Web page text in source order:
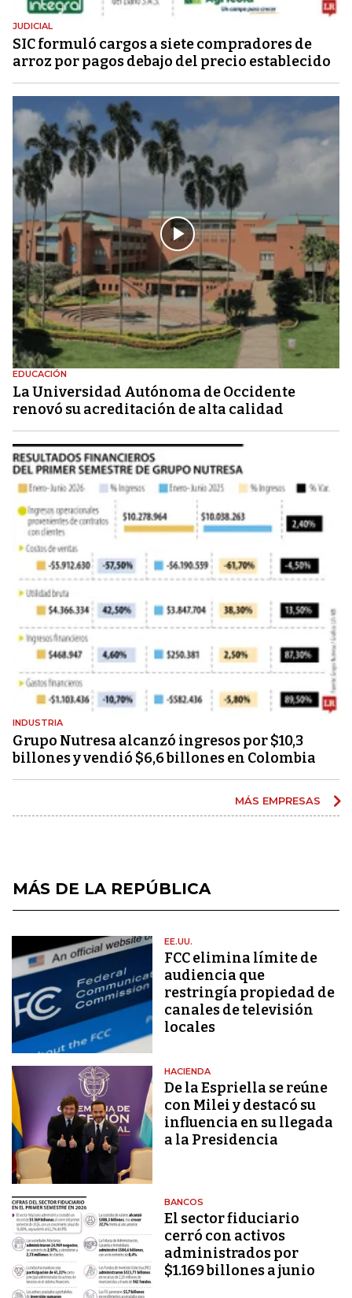
JUDICIAL
SIC formuló cargos a siete compradores de
arroz por pagos debajo del precio establecido
EDUCACIÓN
La Universidad Autónoma de Occidente
renovó su acreditación de alta calidad
INDUSTRIA
Grupo Nutresa alcanzó ingresos por $10,3
billones y vendió $6,6 billones en Colombia
MÁS EMPRESAS
MÁS DE LA REPÚBLICA
EE.UU.
FCC elimina límite de
audiencia que
restringía propiedad de
canales de televisión
locales
HACIENDA
De la Espriella se reúne
con Milei y destacó su
influencia en su llegada
a la Presidencia
BANCOS
El sector fiduciario
cerró con activos
administrados por
$1.169 billones a junio